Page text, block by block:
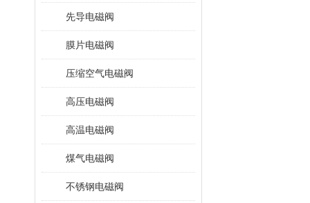
先导电磁阀
膜片电磁阀
压缩空气电磁阀
高压电磁阀
高温电磁阀
煤气电磁阀
不锈钢电磁阀